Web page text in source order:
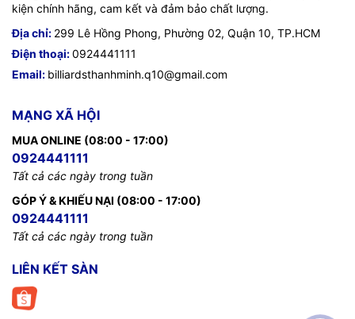
kiện chính hãng, cam kết và đảm bảo chất lượng.
Địa chỉ: 299 Lê Hồng Phong, Phường 02, Quận 10, TP.HCM
Điện thoại:0924441111
Email: billiardsthanhminh.q10@gmail.com
MẠNG XÃ HỘI
MUA ONLINE (08:00 - 17:00)
0924441111
Tất cả các ngày trong tuần
GÓP Ý & KHIẾU NẠI (08:00 - 17:00)
0924441111
Tất cả các ngày trong tuần
LIÊN KẾT SÀN